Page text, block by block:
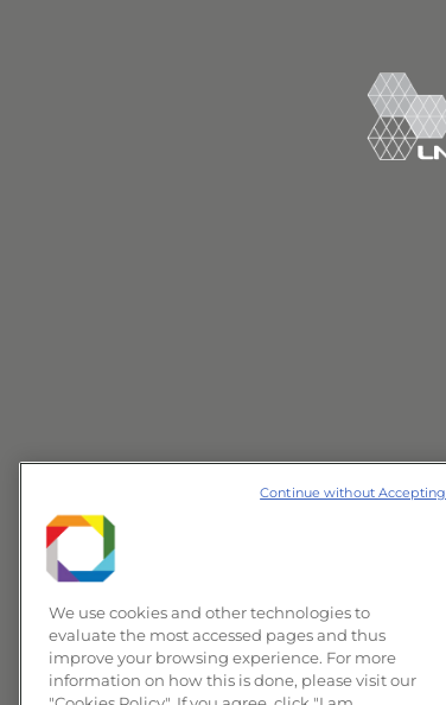
We use cookies and other technologies to
evaluate the most accessed pages and thus
improve your browsing experience. For more
information on how this is done, please visit our
Continue without Accepting